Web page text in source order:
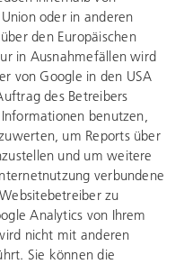
oder in anderen
den Europäischen
in Ausnahmefällen wird
von Google in den USA
des Betreibers
benutzen,
um Reports über
und um weitere
verbundene
zu
Analytics von Ihrem
nicht mit anderen
Sie können die